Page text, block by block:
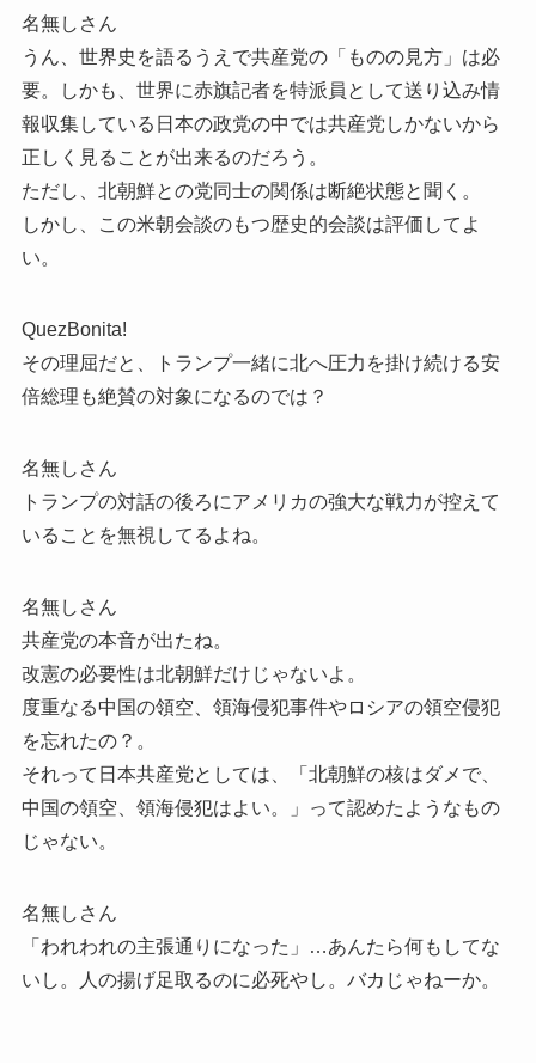
名無しさん
うん、世界史を語るうえで共産党の「ものの見方」は必
要。しかも、世界に赤旗記者を特派員として送り込み情
報収集している日本の政党の中では共産党しかないから
正しく見ることが出来るのだろう。
ただし、北朝鮮との党同士の関係は断絶状態と聞く。
しかし、この米朝会談のもつ歴史的会談は評価してよ
い。
QuezBonita!
その理屈だと、トランプ一緒に北へ圧力を掛け続ける安
倍総理も絶賛の対象になるのでは？
名無しさん
トランプの対話の後ろにアメリカの強大な戦力が控えて
いることを無視してるよね。
名無しさん
共産党の本音が出たね。
改憲の必要性は北朝鮮だけじゃないよ。
度重なる中国の領空、領海侵犯事件やロシアの領空侵犯
を忘れたの？。
それって日本共産党としては、「北朝鮮の核はダメで、
中国の領空、領海侵犯はよい。」って認めたようなもの
じゃない。
名無しさん
「われわれの主張通りになった」…あんたら何もしてな
いし。人の揚げ足取るのに必死やし。バカじゃねーか。